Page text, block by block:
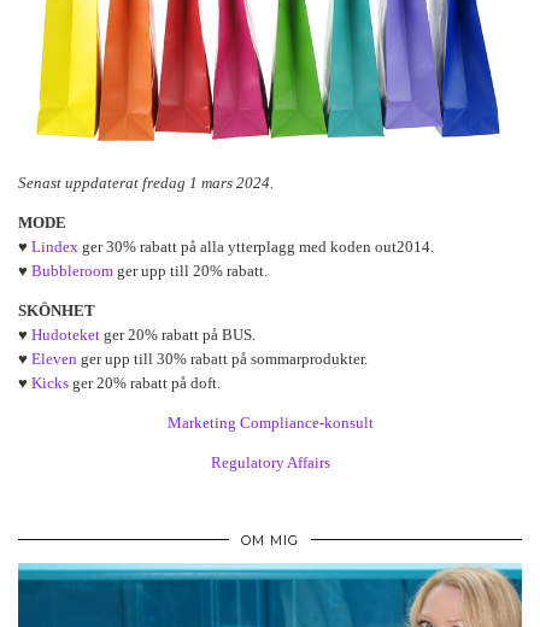
Senast uppdaterat fredag 1 mars 2024.
MODE
♥ Lindex ger 30% rabatt på alla ytterplagg med koden out2014.
♥ Bubbleroom ger upp till 20% rabatt.
SKÖNHET
♥ Hudoteket ger 20% rabatt på BUS.
♥ Eleven ger upp till 30% rabatt på sommarprodukter.
♥ Kicks ger 20% rabatt på doft.
Marketing Compliance-konsult
Regulatory Affairs
OM MIG